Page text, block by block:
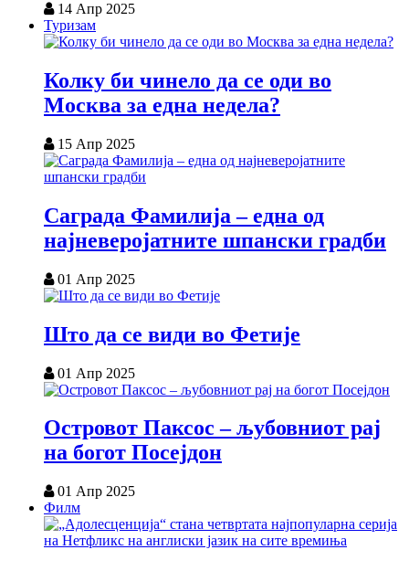
14 Апр 2025
Туризам
Колку би чинело да се оди во
Москва за една недела?
15 Апр 2025
Саграда Фамилија – една од
најневеројатните шпански градби
01 Апр 2025
Што да се види во Фетије
01 Апр 2025
Островот Паксос – љубовниот рај
на богот Посејдон
01 Апр 2025
Филм